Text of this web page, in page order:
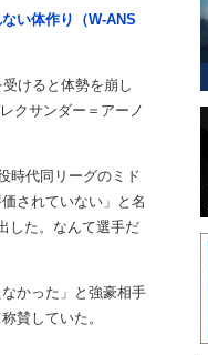
い体作り（W-ANS
けると体勢を崩し
クサンダー＝アーノ
時代同リーグのミド
されていない」と名
した。なんて選手だ
かった」と強豪相手
賛していた。